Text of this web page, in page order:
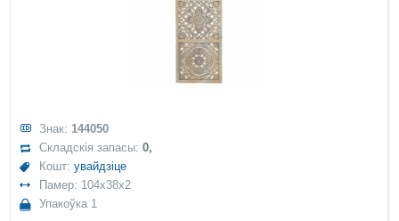
Знак: 144050
Складскія запасы:0,
Кошт:увайдзіце
Памер: 104x38x2
Упакоўка 1